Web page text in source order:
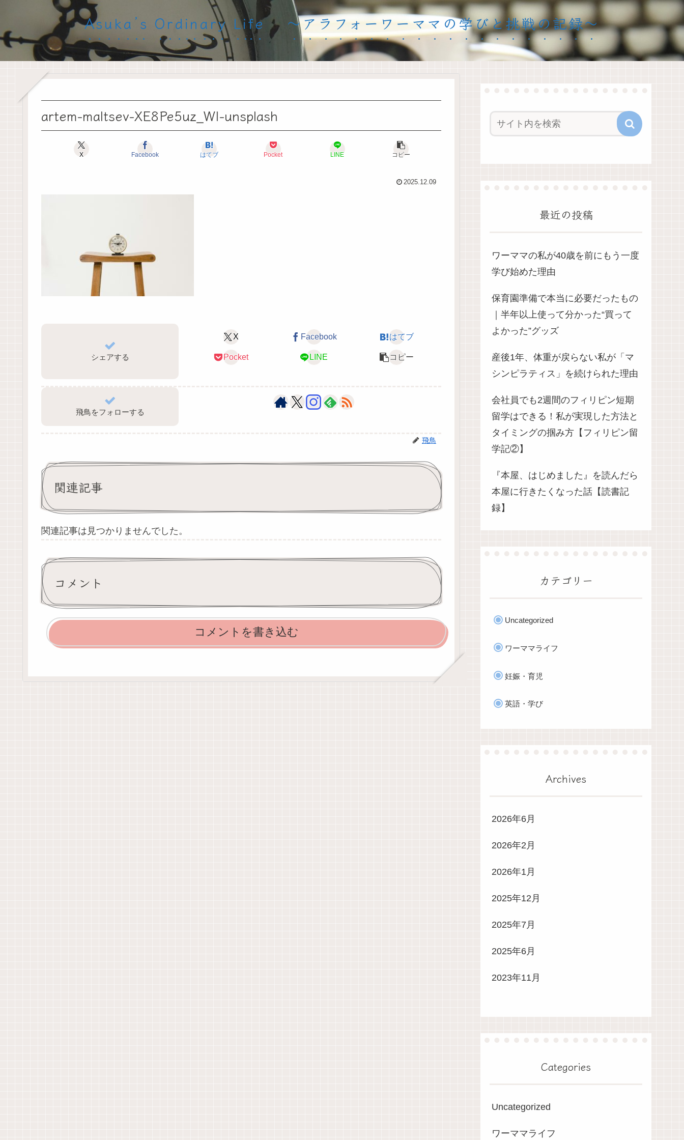
Asuka’s Ordinary Life 〜アラフォーワーママの学びと挑戦の記録〜
artem-maltsev-XE8Pe5uz_WI-unsplash
X Facebook はてブ Pocket LINE コピー
2025.12.09
シェアする
X Facebook はてブ
Pocket LINE コピー
飛鳥をフォローする
飛鳥
関連記事
関連記事は見つかりませんでした。
コメント
コメントを書き込む
最近の投稿
ワーママの私が40歳を前にもう一度
学び始めた理由
保育園準備で本当に必要だったもの
｜半年以上使って分かった“買って
よかった”グッズ
産後1年、体重が戻らない私が「マ
シンピラティス」を続けられた理由
会社員でも2週間のフィリピン短期
留学はできる！私が実現した方法と
タイミングの掴み方【フィリピン留
学記②】
『本屋、はじめました』を読んだら
本屋に行きたくなった話【読書記
録】
カテゴリー
Uncategorized
ワーママライフ
妊娠・育児
英語・学び
Archives
2026年6月
2026年2月
2026年1月
2025年12月
2025年7月
2025年6月
2023年11月
Categories
Uncategorized
ワーママライフ